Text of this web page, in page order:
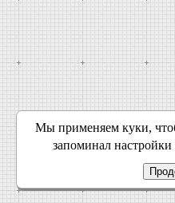
Мы применяем куки,
запоминал